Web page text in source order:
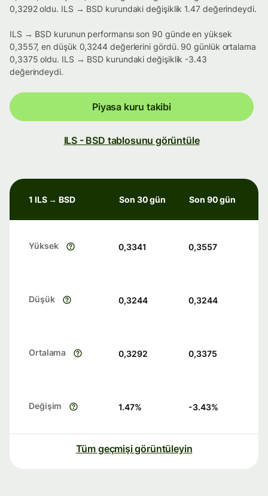
0,3292 oldu. ILS → BSD kurundaki değişiklik 1.47 değerindeydi.
ILS → BSD kurunun performansı son 90 günde en yüksek
0,3557, en düşük 0,3244 değerlerini gördü. 90 günlük ortalama
0,3375 oldu. ILS → BSD kurundaki değişiklik -3.43
değerindeydi.
Piyasa kuru takibi
ILS - BSD tablosunu görüntüle
1 ILS → BSD Son 30 gün Son 90 gün
Yüksek 0,3341 0,3557
Düşük 0,3244 0,3244
Ortalama 0,3292 0,3375
Değişim 1.47% -3.43%
Tüm geçmişi görüntüleyin